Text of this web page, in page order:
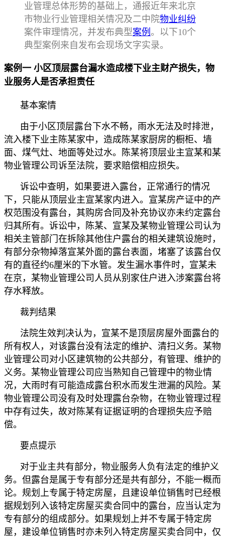
业管理总体形势的基础上，通报近年来北京
市物业行业管理相关情况及二中院物业纠纷
案件审理情况，并发布典型案例 。以下10个
典型案例来自发布会现场文字实录。
案例一 小区顶层露台漏水造成楼下业主财产损失，物
业服务人是否承担责任
基本案情
由于小区顶层露台下水不畅，雨水无法及时排泄，
流入楼下业主陈某家中，造成陈某家厨房的橱柜、墙
面、煤气灶、地面等处过水。陈某将顶层业主宣某和某
物业管理公司诉至法院，要求赔偿相应损失。
诉讼中查明，如果要进入露台，正常通行的情况
下，只能从顶层业主宣某家内进入。宣某房产证中的产
权范围没有露台，其购房合同及补充协议亦未约定露台
归其所有。诉讼中，陈某、宣某及某物业管理公司认为
相关主管部门在拆除其他住户露台的相关建筑设施时，
有部分杂物掉落宣某外面的露台表面，堵塞了该露台仅
有的直径约6厘米的下水管。发生漏水事件时，宣某未
在京，某物业管理公司人员从别家住户进入涉案露台将
存水释放。
裁判结果
法院生效判决认为，宣某不是顶层房屋外面露台的
所有权人，对该露台没有法定的维护、清扫义务。某物
业管理公司对小区建筑物的公共部分，有管理、维护的
义务。某物业管理公司应当熟知自己管理中的物业情
况，大雨时有可能造成露台积水而发生泄漏的风险。某
物业管理公司没有及时处理露台杂物，在物业管理过程
中存有过失，故对陈某有证据证明的合理损失应予赔
偿。
要点提示
对于业主共有部分，物业服务人负有法定的维护义
务。但露台是属于专有部分还是共有部分，不能一概而
论。规划上专属于特定房屋，且建设单位销售时已经根
据规划列入该特定房屋买卖合同中的露台，应当认定为
专有部分的组成部分。如果规划上并不专属于特定房
屋，建设单位销售时亦未列入特定房屋买卖合同中，仅